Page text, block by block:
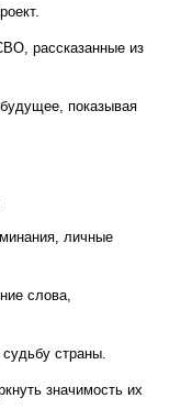
рассказанные из
показывая
личные
слова,
страны.
значимость их